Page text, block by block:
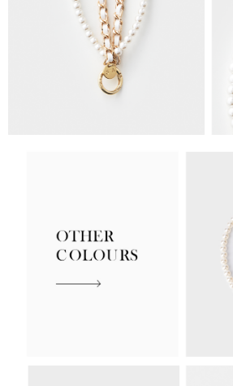
每筆NT$100，滿NT$1,500(含以上)免運費
付款後門市自取